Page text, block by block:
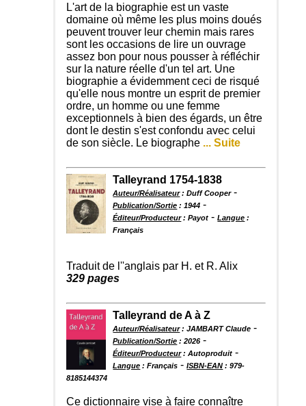
L'art de la biographie est un vaste
domaine où même les plus moins doués
peuvent trouver leur chemin mais rares
sont les occasions de lire un ouvrage
assez bon pour nous pousser à réfléchir
sur la nature réelle d'un tel art. Une
biographie a évidemment ceci de risqué
qu'elle nous montre un esprit de premier
ordre, un homme ou une femme
exceptionnels à bien des égards, un être
dont le destin s'est confondu avec celui
de son siècle. Le biographe ... Suite
Talleyrand 1754-1838
Auteur/Réalisateur: Duff Cooper-
Publication/Sortie : 1944 -
Éditeur/Producteur: Payot -Langue :
Français
Traduit de l''anglais par H. et R. Alix
329 pages
Talleyrand de A à Z
Auteur/Réalisateur: JAMBART Claude -
Publication/Sortie : 2026 -
Éditeur/Producteur: Autoproduit -
Langue : Français -ISBN-EAN : 979-
8185144374
Ce dictionnaire vise à faire connaître